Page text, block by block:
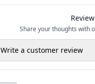
Share your thoughts with
Write a customer review